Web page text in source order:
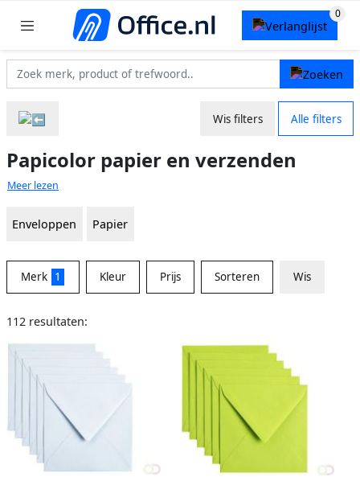
Wis filters Alle filters
Papicolor papier en verzenden
Meer lezen
Enveloppen Papier
Merk 1 Kleur Prijs Sorteren Wis
112 resultaten: